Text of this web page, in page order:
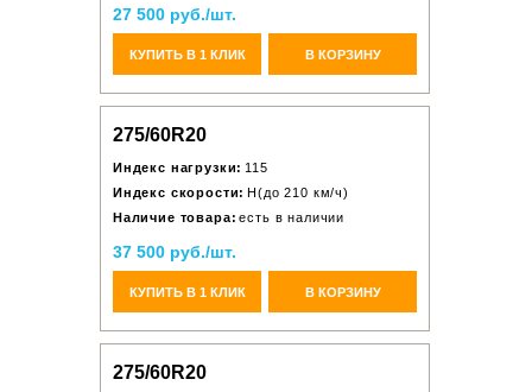
27 500 руб./шт.
КУПИТЬ В 1 КЛИК В КОРЗИНУ
275/60R20
Индекс нагрузки: 115
Индекс скорости: H(до 210 км/ч)
Наличие товара: есть в наличии
37 500 руб./шт.
КУПИТЬ В 1 КЛИК В КОРЗИНУ
275/60R20